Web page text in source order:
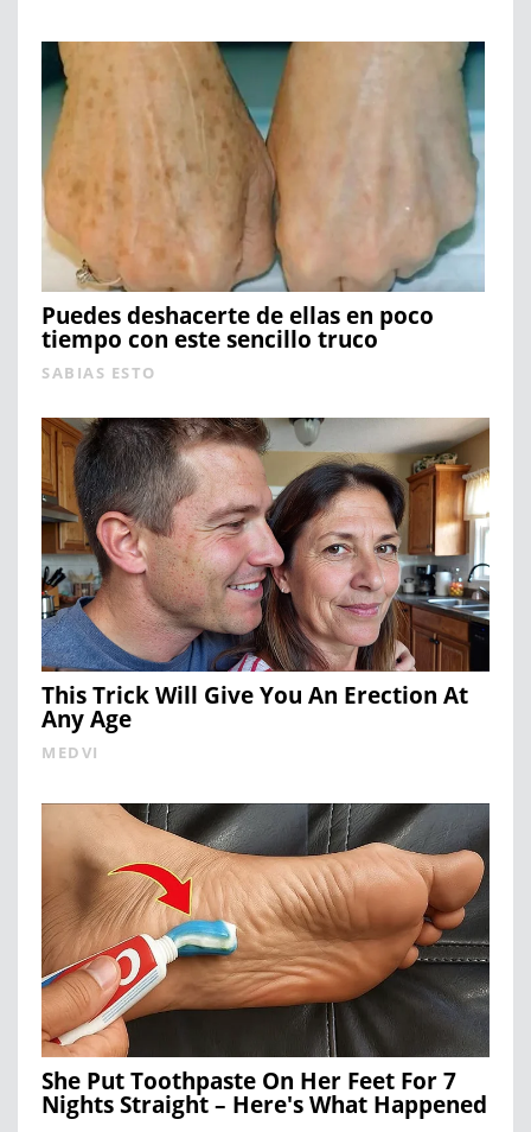
Puedes deshacerte de ellas en poco
tiempo con este sencillo truco
SABIAS ESTO
This Trick Will Give You An Erection At
Any Age
MEDVI
She Put Toothpaste On Her Feet For 7
Nights Straight – Here's What Happened